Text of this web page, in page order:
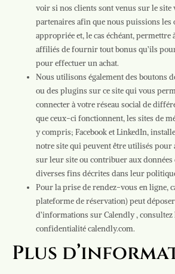
voir si nos clients sont venus sur le site
partenaires afin que nous puissions les
appropriée et, le cas échéant, permettre
affiliés de fournir tout bonus qu’ils
pour effectuer un achat.
Nous utilisons également des boutons
ou des plugins sur ce site qui vous
connecter à votre réseau social de
que ceux-ci fonctionnent, les sites de
y compris; Facebook et LinkedIn,
notre site qui peuvent être utilisés
sur leur site ou contribuer aux données
diverses fins décrites dans leur
Pour la prise de rendez-vous en ligne,
plateforme de réservation) peut
d’informations sur Calendly ,
confidentialité calendly.com.
Plus